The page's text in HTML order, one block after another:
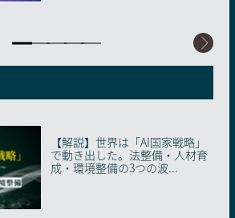
【解説】世界は「AI国家戦略」
で動き出した。法整備・人材育
成・環境整備の3つの波...
【解説】生成AI「使えばいい」
時代の終わり。2026年、知らな
いと取り残される「...
「教わる役員」と「教える若
手」がAIを武器に組織の壁を壊
す。博報堂ＤＹグループが...
「情報」はAIに、「心」は人間
に。150年続く「一斉授業」の
限界を突破した、麻生...
「最強の市役所」を目指す南あ
わじ市の挑戦。非エンジニア職
員が自ら開発・実装する自...